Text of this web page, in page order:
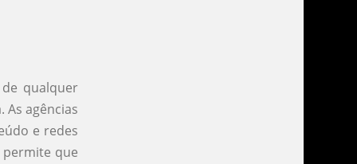
qualquer
As agências
e redes
que